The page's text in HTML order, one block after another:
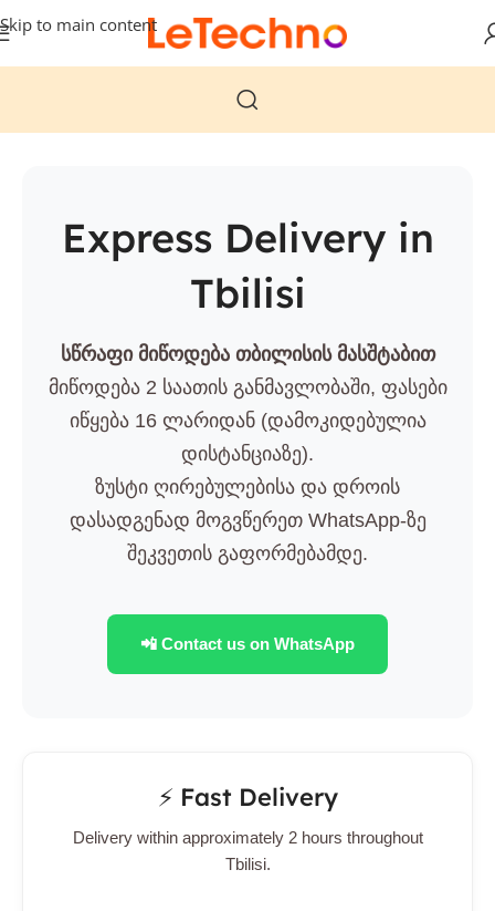
Skip to main content
Express Delivery in
Tbilisi
სწრაფი მიწოდება თბილისის მასშტაბით
მიწოდება 2 საათის განმავლობაში, ფასები
იწყება 16 ლარიდან (დამოკიდებულია
დისტანციაზე).
ზუსტი ღირებულებისა და დროის
დასადგენად მოგვწერეთ WhatsApp-ზე
შეკვეთის გაფორმებამდე.
📲 Contact us on WhatsApp
⚡ Fast Delivery
Delivery within approximately 2 hours throughout
Tbilisi.